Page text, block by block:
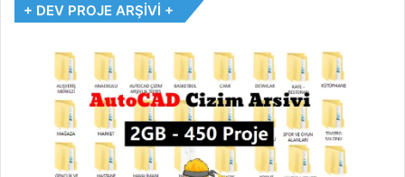
+ DEV PROJE ARŞİVİ +